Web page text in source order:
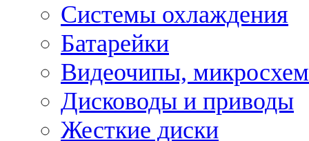
Системы охлаждения
Батарейки
Видеочипы,
Дисководы и приводы
Жесткие диски